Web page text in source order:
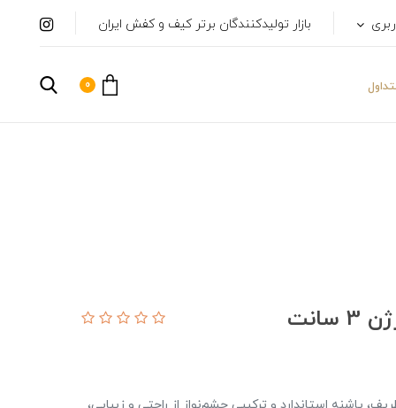
بازار تولیدکنندگان برتر کیف و کفش ایران
0